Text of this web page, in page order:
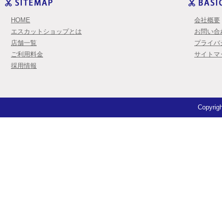
HOME
エスカットショップとは
店舗一覧
ご利用料金
採用情報
会社概要
お問い合
プライバ
サイトマ